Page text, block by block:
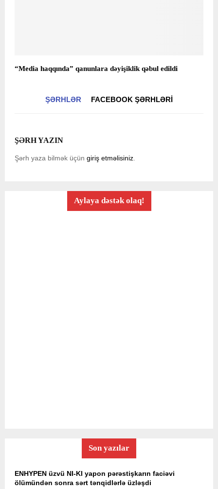
“Media haqqında” qanunlara dəyişiklik qəbul edildi
ŞƏRHLƏR FACEBOOK ŞƏRHLƏRI
ŞƏRH YAZIN
Şərh yaza bilmək üçün giriş etməlisiniz
Aylaya dəstək olaq!
Son yazılar
ENHYPEN üzvü NI-KI yapon pərəstişkarın faciəvi
ölümündən sonra sərt tənqidlərlə üzləşdi